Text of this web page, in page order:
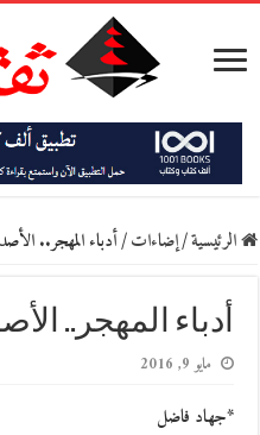
الرئيسية/إضاءات/أدباء المهجر..
أدباء المهجر..
مايو 9, 2016
*جهاد فاضل